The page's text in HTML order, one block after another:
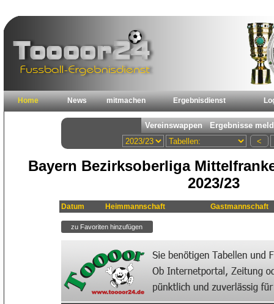
Home News mitmachen Ergebnisdienst
Bayern Bezirksoberliga
2023/23
Datum Heimmannschaft Gastmannschaft